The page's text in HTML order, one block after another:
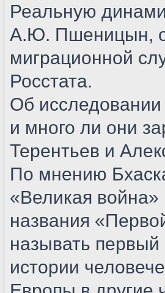
Реальную
А.Ю. Пшеницын,
миграционной
Росстата.
Об
и много ли они
Терентьев и
По мнению
«Великая война»
названия
называть
истории